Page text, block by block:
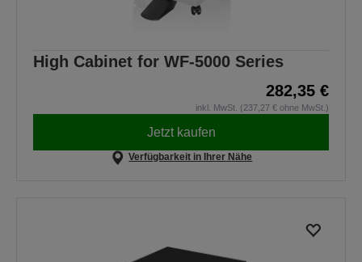
High Cabinet for WF-5000 Series
282,35 €
inkl. MwSt. (237,27 € ohne MwSt.)
Jetzt kaufen
Verfügbarkeit in Ihrer Nähe